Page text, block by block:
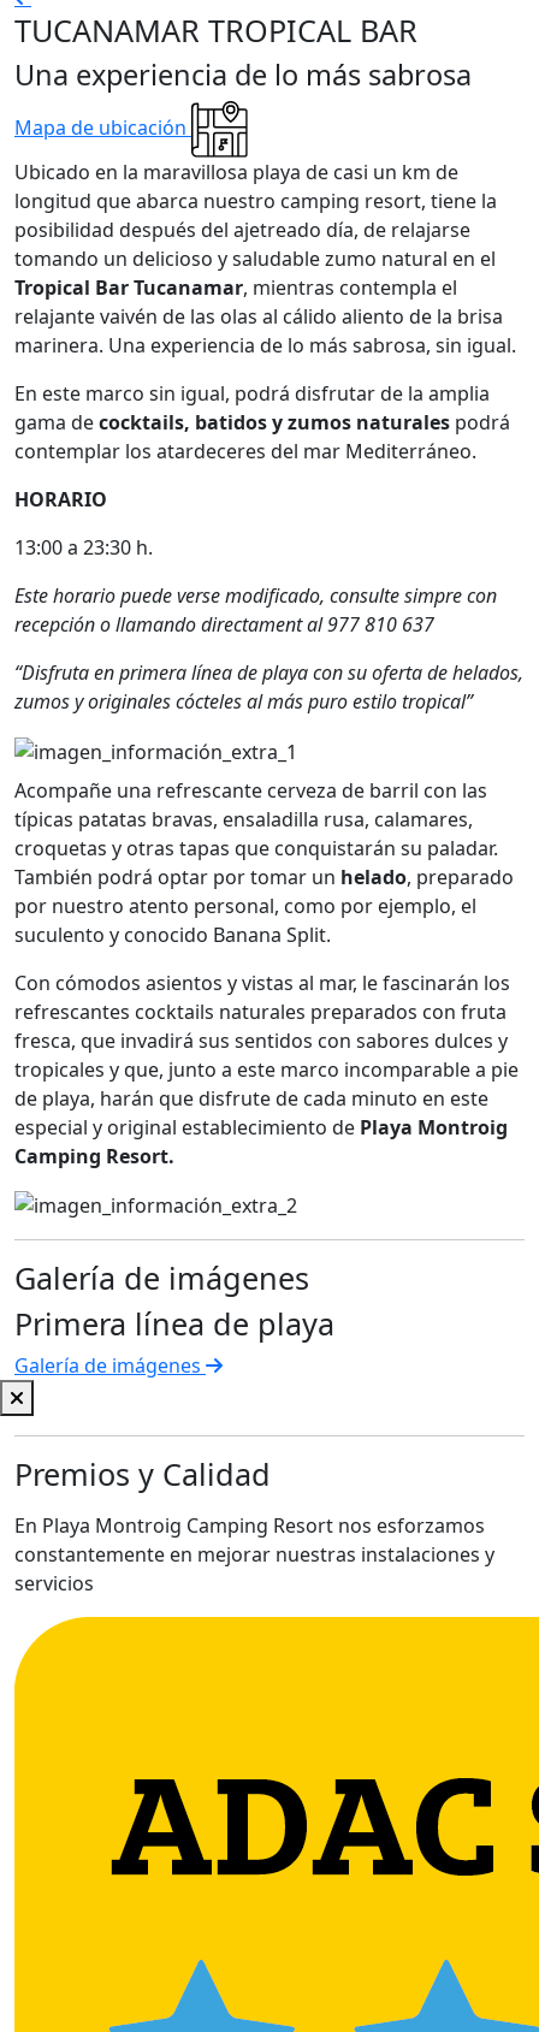
TUCANAMAR TROPICAL BAR
Una experiencia de lo más sabrosa
Mapa de ubicación
Ubicado en la maravillosa playa de casi un km de
longitud que abarca nuestro camping resort, tiene la
posibilidad después del ajetreado día, de relajarse
tomando un delicioso y saludable zumo natural en el
Tropical Bar Tucanamar, mientras contempla el
relajante vaivén de las olas al cálido aliento de la brisa
marinera. Una experiencia de lo más sabrosa, sin igual.
En este marco sin igual, podrá disfrutar de la amplia
gama decocktails, batidos y zumos naturales podrá
contemplar los atardeceres del mar Mediterráneo.
HORARIO
13:00 a 23:30 h.
Este horario puede verse modificado, consulte simpre con
recepción o llamando directament al 977 810 637
“Disfruta en primera línea de playa con su oferta de helados,
zumos y originales cócteles al más puro estilo tropical”
Acompañe una refrescante cerveza de barril con las
típicas patatas bravas, ensaladilla rusa, calamares,
croquetas y otras tapas que conquistarán su paladar.
También podrá optar por tomar un helado, preparado
por nuestro atento personal, como por ejemplo, el
suculento y conocido Banana Split.
Con cómodos asientos y vistas al mar, le fascinarán los
refrescantes cocktails naturales preparados con fruta
fresca, que invadirá sus sentidos con sabores dulces y
tropicales y que, junto a este marco incomparable a pie
de playa, harán que disfrute de cada minuto en este
especial y original establecimiento de Playa Montroig
Camping Resort.
Galería de imágenes
Primera línea de playa
Galería de imágenes
Premios y Calidad
En Playa Montroig Camping Resort nos esforzamos
constantemente en mejorar nuestras instalaciones y
servicios